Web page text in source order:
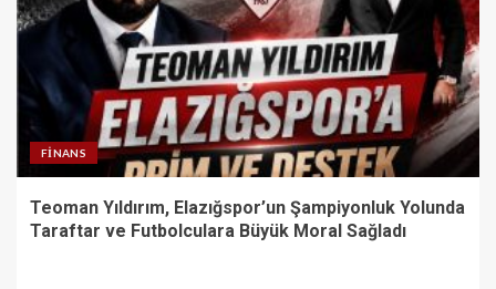
FINANS
Teoman Yıldırım, Elazığspor’un Şampiyonluk Yolunda
Taraftar ve Futbolculara Büyük Moral Sağladı